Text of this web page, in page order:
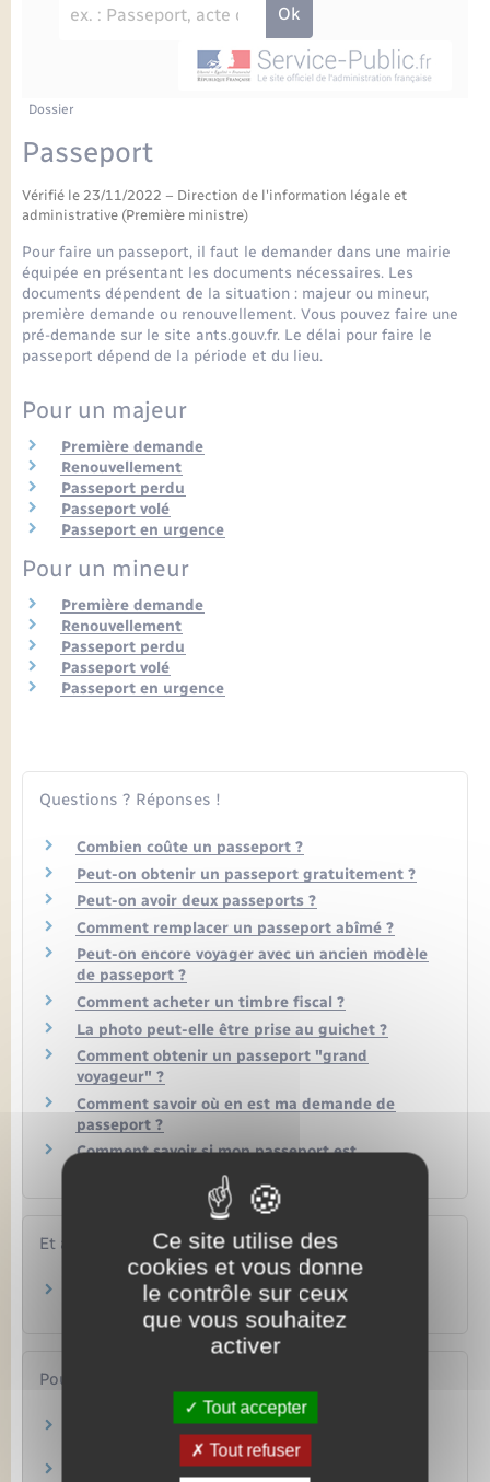
Projet nouveau groupe scolaire
Articles de presse
Avancement des travaux de l’école
Etat-civil - Papiers - Citoyenneté
Parrainage civil
Recensement
Loisirs
Nouvel habitant
Numérique
Organisation d’événement
Sécurité - Prévention
Seniors
Transports
Transports scolaires
Voirie et espace public
Travaux - Autorisation d’occupation de l’espace
Comptes rendus de conseils
Délibérations du conseil municipal
Arrêtés municipaux
Budget
Actualités
Mariage/PACS – Naissance – Décès
Publications
Agenda
Commerces - Entreprises - Emploi
Plan interactif
La Communauté de communes
Formations - Offre d'emploi
INFOS COMMUNAUTE DE COMMUNE
Dossier
Passeport
Vérifié le 23/11/2022 – Direction de l'information légale et
administrative (Première ministre)
Pour faire un passeport, il faut le demander dans une mairie
équipée en présentant les documents nécessaires. Les
documents dépendent de la situation : majeur ou mineur,
première demande ou renouvellement. Vous pouvez faire une
pré-demande sur le site ants.gouv.fr. Le délai pour faire le
passeport dépend de la période et du lieu.
Pour un majeur
Première demande
Renouvellement
Passeport perdu
Passeport volé
Passeport en urgence
Pour un mineur
Première demande
Renouvellement
Passeport perdu
Passeport volé
Passeport en urgence
Questions ? Réponses !
Combien coûte un passeport ?
Peut-on obtenir un passeport gratuitement ?
Peut-on avoir deux passeports ?
Comment remplacer un passeport abîmé ?
Peut-on encore voyager avec un ancien modèle
de passeport ?
Comment acheter un timbre fiscal ?
La photo peut-elle être prise au guichet ?
Comment obtenir un passeport "grand
voyageur" ?
Comment savoir où en est ma demande de
passeport ?
Comment savoir si mon passeport est
Et aussi
Carte d'identité
Pour en savoir plus
Conseils aux voyageurs
Ministère chargé de l'Europe et des affaires étrangères
Parafe : passage rapide des frontières
Ce site utilise des
cookies et vous donne
le contrôle sur ceux
que vous souhaitez
activer
Tout accepter
Tout refuser